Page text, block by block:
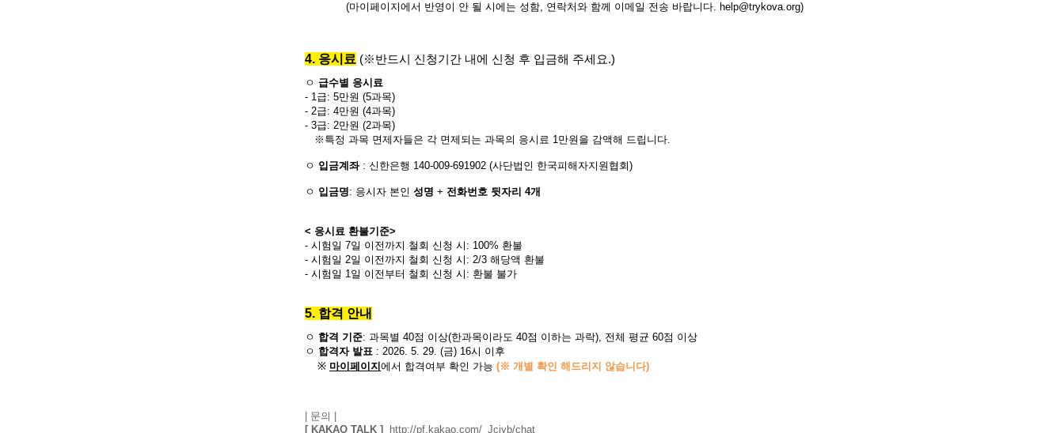
(마이페이지에서 반영이 안 될 시에는 성함, 연락처와 함께 이메일 전송 바랍니다. help@trykova.org)
4. 응시료 (※반드시 신청기간 내에 신청 후 입금해 주세요.)
ㅇ 급수별 응시료
- 1급: 5만원 (5과목)
- 2급: 4만원 (4과목)
- 3급: 2만원 (2과목)
※특정 과목 면제자들은 각 면제되는 과목의 응시료 1만원을 감액해 드립니다.
ㅇ 입금계좌 : 신한은행 140-009-691902 (사단법인 한국피해자지원협회)
ㅇ 입금명: 응시자 본인 성명 + 전화번호 뒷자리 4개
< 응시료 환불기준>
- 시험일 7일 이전까지 철회 신청 시: 100% 환불
- 시험일 2일 이전까지 철회 신청 시: 2/3 해당액 환불
- 시험일 1일 이전부터 철회 신청 시: 환불 불가
5. 합격 안내
ㅇ 합격 기준: 과목별 40점 이상(한과목이라도 40점 이하는 과락), 전체 평균 60점 이상
ㅇ 합격자 발표 : 2026. 5. 29. (금) 16시 이후
※ 마이페이지 에서 합격여부 확인 가능 (※ 개별 확인 해드리지 않습니다)
| 문의 |
[ KAKAO TALK ]
http://pf.kakao.com/_Jcjyb/chat